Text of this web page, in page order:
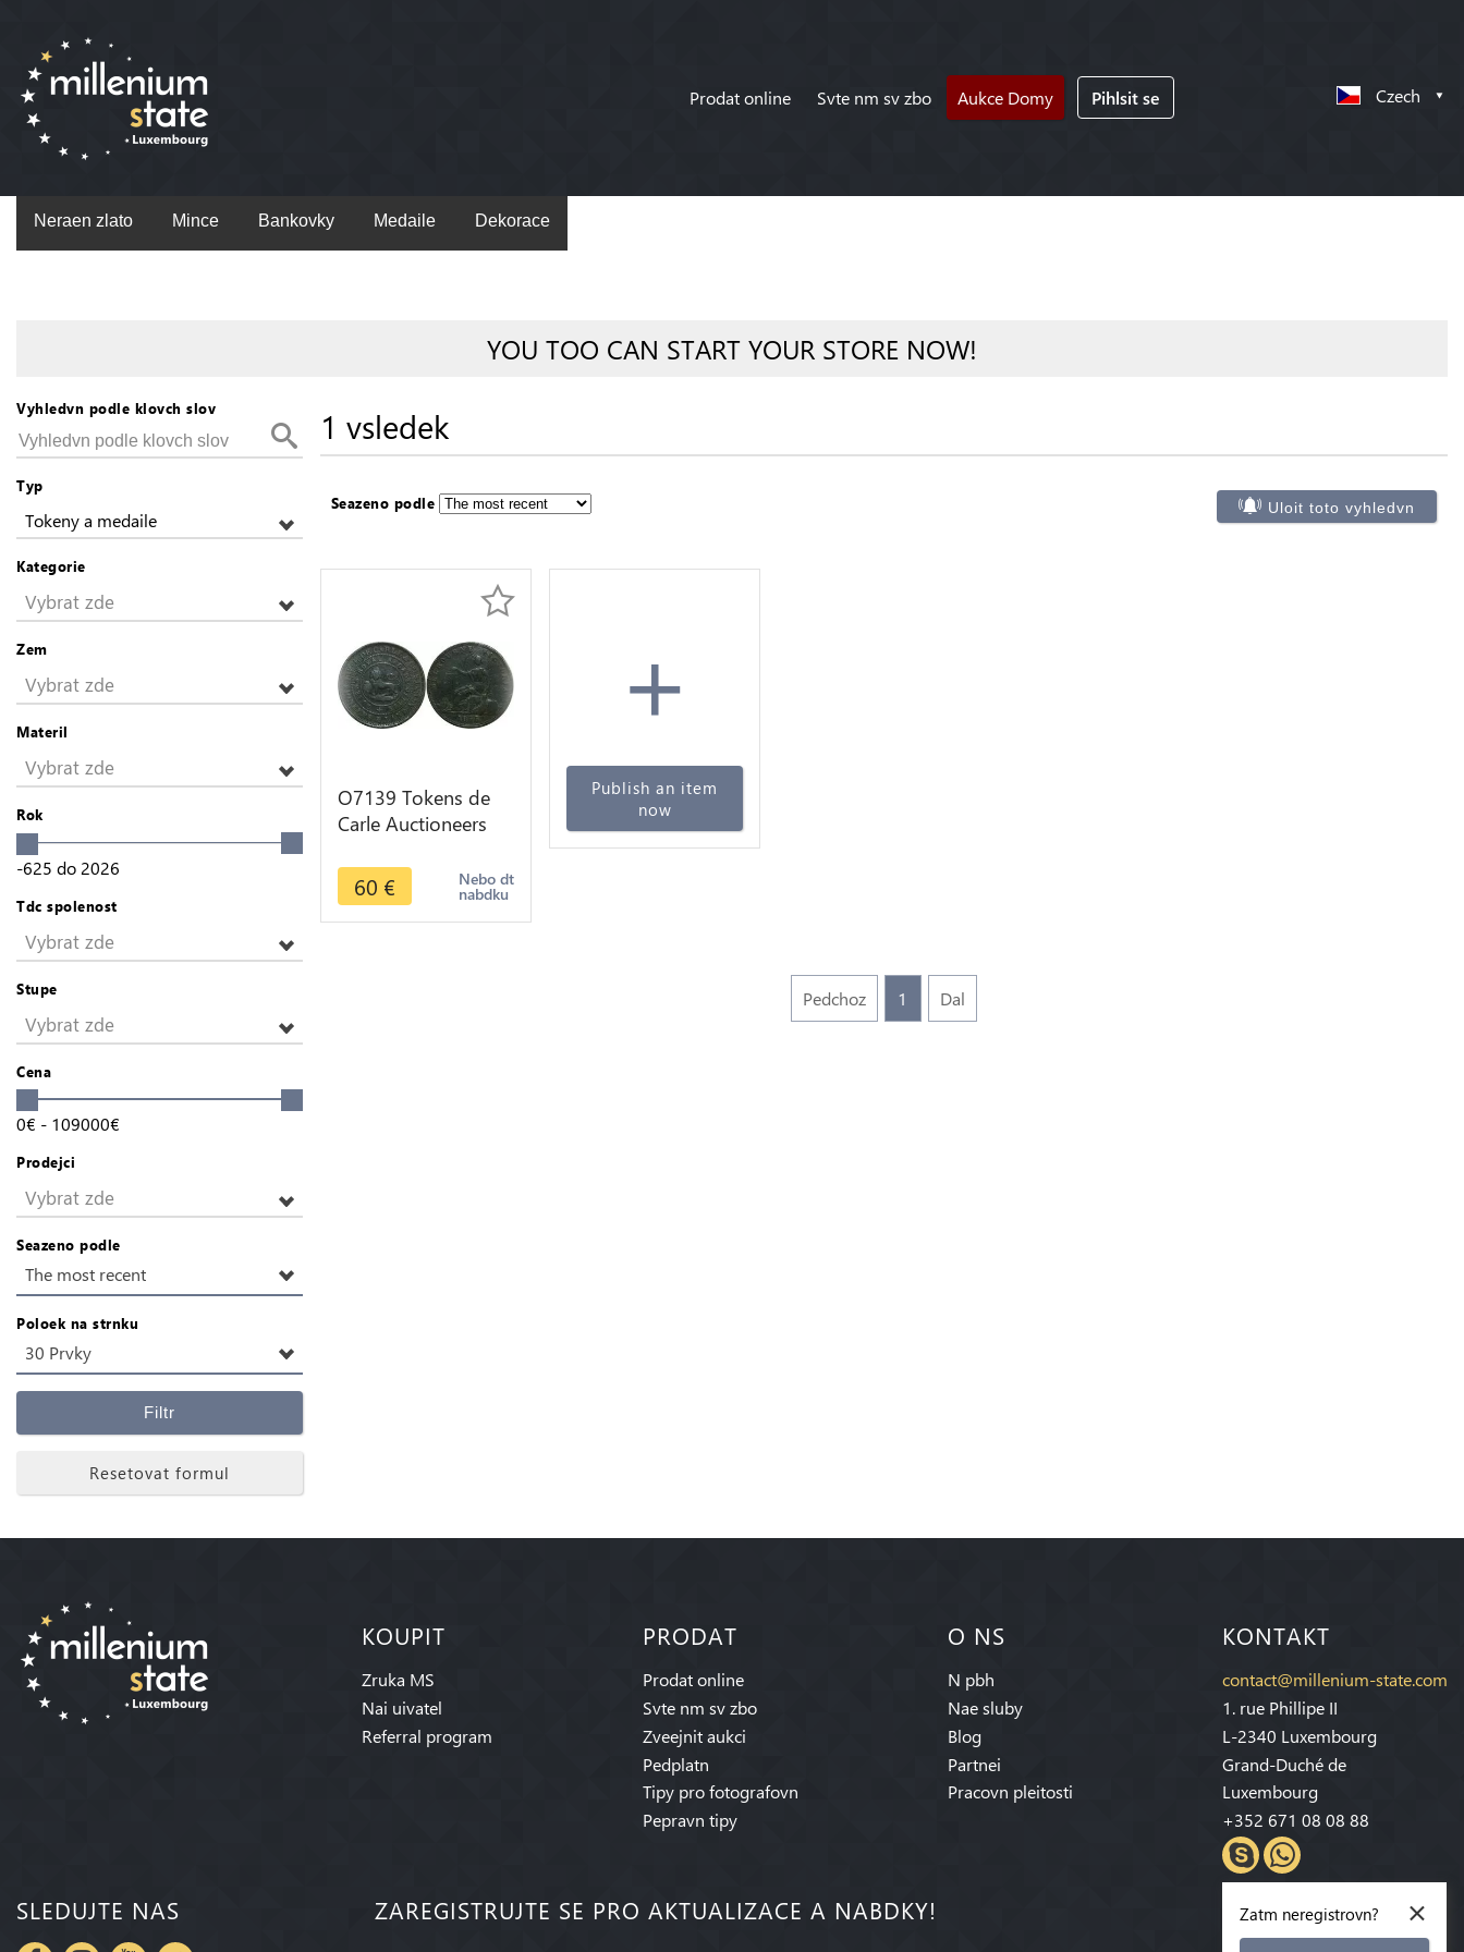
Prodat online Svte nm sv zbo Aukce Domy Pihlsit se Czech
Neraen zlato Mince Bankovky Medaile Dekorace
YOU TOO CAN START YOUR STORE NOW!
Vyhledvn podle klovch slov
Typ
Tokeny a medaile
Kategorie
Vybrat zde
Zem
Vybrat zde
Materil
Vybrat zde
Rok
-625 do 2026
Tdc spolenost
Vybrat zde
Stupe
Vybrat zde
Cena
0€ - 109000€
Prodejci
Vybrat zde
Seazeno podle
The most recent
Poloek na strnku
30 Prvky
Filtr
Resetovat formul
1 vsledek
Seazeno podle Uloit toto vyhledvn
O7139 Tokens de
Carle Auctioneers
Copper Penny
1855> M Offer
60 € Nebo dt
nabdku
+
Publish an item
now
Pedchoz 1 Dal
KOUPIT
Zruka MS
Nai uivatel
Referral program
PRODAT
Prodat online
Svte nm sv zbo
Zveejnit aukci
Pedplatn
Tipy pro fotografovn
Pepravn tipy
O NS
N pbh
Nae sluby
Blog
Partnei
Pracovn pleitosti
KONTAKT
contact@millenium-state.com
1. rue Phillipe II
L-2340 Luxembourg
Grand-Duché de
Luxembourg
+352 671 08 08 88
SLEDUJTE NAS ZAREGISTRUJTE SE PRO AKTUALIZACE A NABDKY! ×
Zatm neregistrovn?